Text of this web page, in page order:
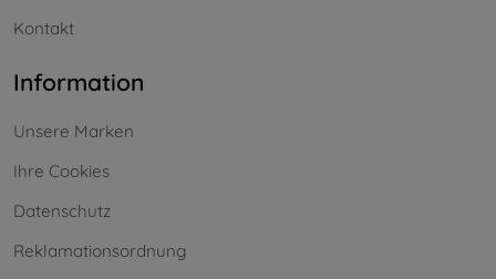
Kontakt
Information
Unsere Marken
Ihre Cookies
Datenschutz
Reklamationsordnung